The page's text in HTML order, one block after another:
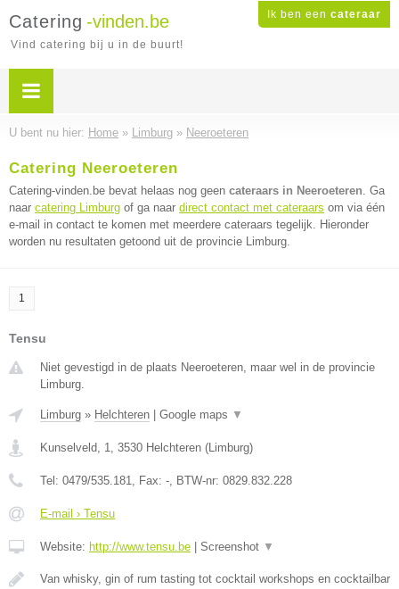
Ik ben een cateraar
Catering -vinden.be
Vind catering bij u in de buurt!
U bent nu hier: Home » Limburg » Neeroeteren
Catering Neeroeteren
Catering-vinden.be bevat helaas nog geen cateraars in Neeroeteren. Ga
naar catering Limburg of ga naar direct contact met cateraars om via één
e-mail in contact te komen met meerdere cateraars tegelijk. Hieronder
worden nu resultaten getoond uit de provincie Limburg.
1
Tensu
Niet gevestigd in de plaats Neeroeteren, maar wel in de provincie
Limburg.
Limburg » Helchteren Google maps ▼
Kunselveld, 1, 3530 Helchteren (Limburg)
Tel: 0479/535.181, Fax: -, BTW-nr: 0829.832.228
E-mail › Tensu
Website: http://www.tensu.be Screenshot ▼
Van whisky, gin of rum tasting tot cocktail workshops en cocktailbar